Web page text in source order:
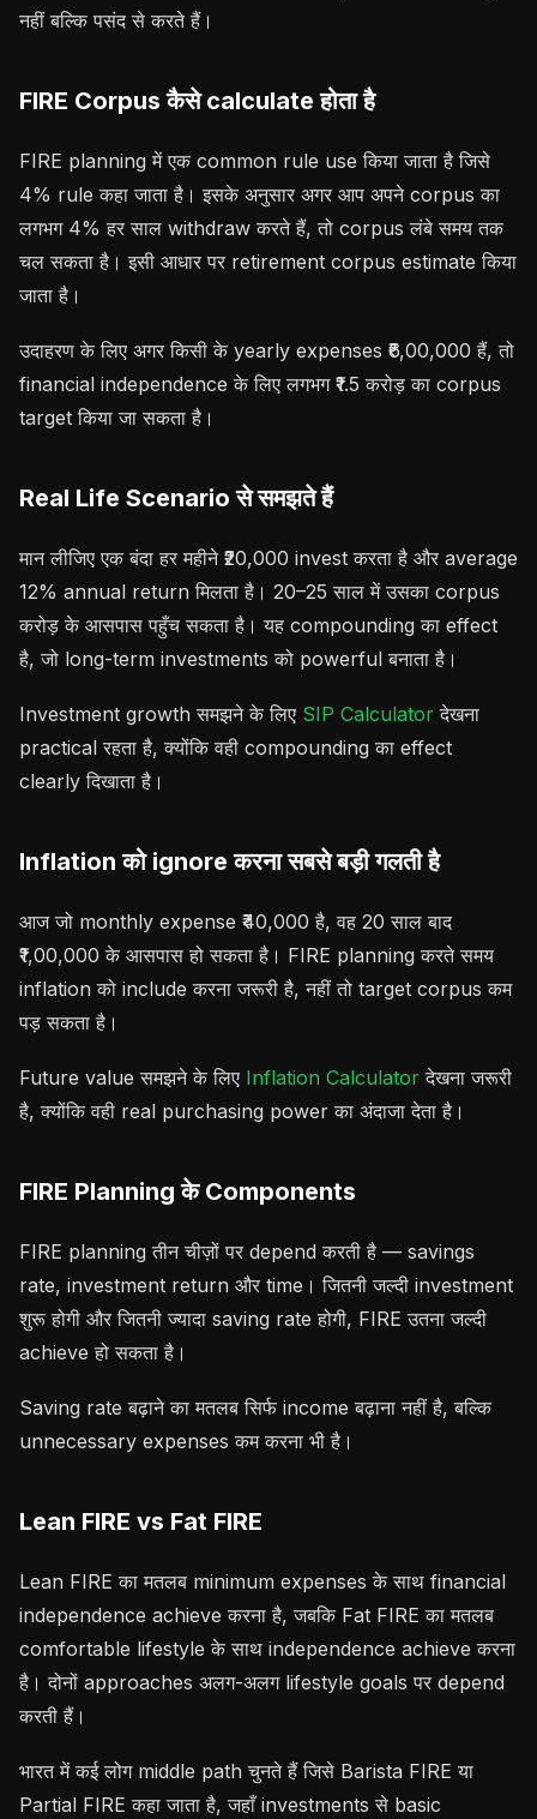
नहीं बल्कि पसंद से करते हैं।
FIRE Corpus कैसे calculate होता है
FIRE planning में एक common rule use किया जाता है जिसे
4% rule कहा जाता है। इसके अनुसार अगर आप अपने corpus का
लगभग 4% हर साल withdraw करते हैं, तो corpus लंबे समय तक
चल सकता है। इसी आधार पर retirement corpus estimate किया
जाता है।
उदाहरण के लिए अगर किसी के yearly expenses ₹6,00,000 हैं, तो
financial independence के लिए लगभग ₹1.5 करोड़ का corpus
target किया जा सकता है।
Real Life Scenario से समझते हैं
मान लीजिए एक बंदा हर महीने ₹20,000 invest करता है और average
12% annual return मिलता है। 20–25 साल में उसका corpus
करोड़ के आसपास पहुँच सकता है। यह compounding का effect
है, जो long-term investments को powerful बनाता है।
Investment growth समझने के लिए SIP Calculator देखना
practical रहता है, क्योंकि वही compounding का effect
clearly दिखाता है।
Inflation को ignore करना सबसे बड़ी गलती है
आज जो monthly expense ₹40,000 है, वह 20 साल बाद
₹1,00,000 के आसपास हो सकता है। FIRE planning करते समय
inflation को include करना जरूरी है, नहीं तो target corpus कम
पड़ सकता है।
Future value समझने के लिए Inflation Calculator देखना जरूरी
है, क्योंकि वही real purchasing power का अंदाजा देता है।
FIRE Planning के Components
FIRE planning तीन चीज़ों पर depend करती है — savings
rate, investment return और time। जितनी जल्दी investment
शुरू होगी और जितनी ज्यादा saving rate होगी, FIRE उतना जल्दी
achieve हो सकता है।
Saving rate बढ़ाने का मतलब सिर्फ income बढ़ाना नहीं है, बल्कि
unnecessary expenses कम करना भी है।
Lean FIRE vs Fat FIRE
Lean FIRE का मतलब minimum expenses के साथ financial
independence achieve करना है, जबकि Fat FIRE का मतलब
comfortable lifestyle के साथ independence achieve करना
है। दोनों approaches अलग-अलग lifestyle goals पर depend
करती हैं।
भारत में कई लोग middle path चुनते हैं जिसे Barista FIRE या
Partial FIRE कहा जाता है, जहाँ investments से basic